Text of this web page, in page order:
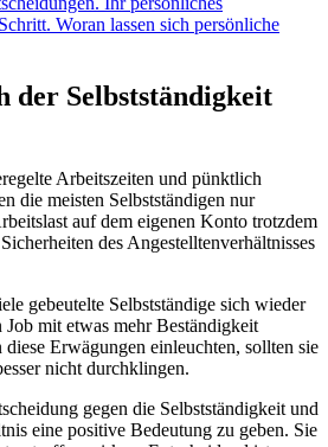
Woran lassen sich persönliche
der Selbstständigkeit
Arbeitszeiten und pünktlich
die meisten Selbstständigen nur
auf dem eigenen Konto trotzdem
des Angestelltenverhältnisses
gebeutelte Selbstständige sich wieder
mit etwas mehr Beständigkeit
Erwägungen einleuchten, sollten sie
nicht durchklingen.
gegen die Selbstständigkeit und
eine positive Bedeutung zu geben. Sie